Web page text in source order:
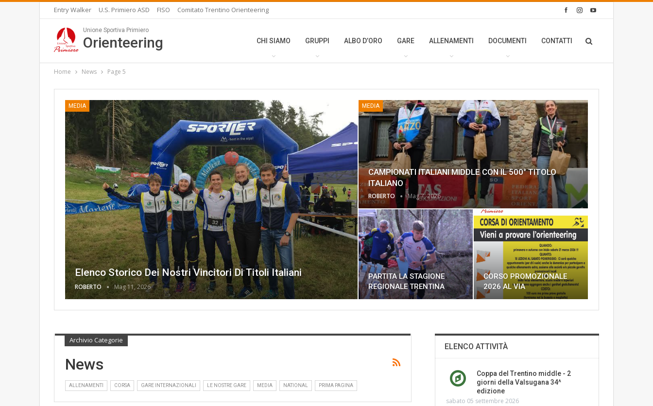
Entry Walker U.S. Primiero ASD FISO Comitato Trentino Orienteering
Unione Sportiva Primiero
Orienteering CHI SIAMO GRUPPI ALBO D’ORO GARE ALLENAMENTI DOCUMENTI CONTATTI
Home News Page 5
MEDIA
Elenco Storico Dei Nostri Vincitori Di Titoli Italiani
ROBERTO Mag 11, 2026
MEDIA
CAMPIONATI ITALIANI MIDDLE CON IL 500° TITOLO
ITALIANO
ROBERTO Mag 7, 2026
PARTITA LA STAGIONE
REGIONALE TRENTINA
CORSO PROMOZIONALE
2026 AL VIA
Archivio Categorie
News
ALLENAMENTI CORSA GARE INTERNAZIONALI LE NOSTRE GARE MEDIA NATIONAL PRIMA PAGINA
ELENCO ATTIVITÀ
Coppa del Trentino middle - 2
giorni della Valsugana 34^
edizione
sabato 05 settembre 2026